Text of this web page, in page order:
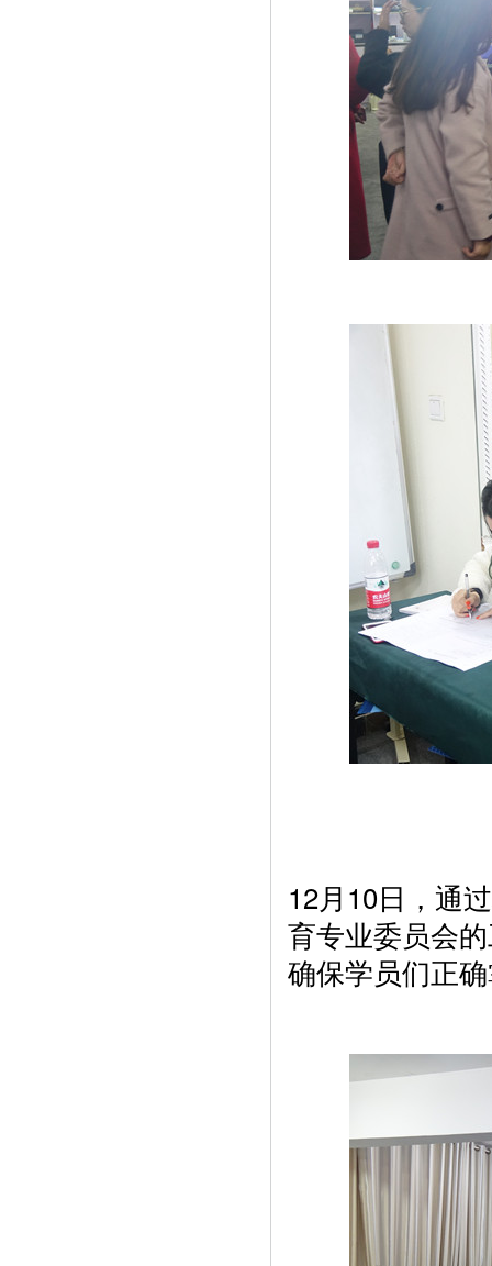
12月10日，通
育专业委员会
确保学员们正